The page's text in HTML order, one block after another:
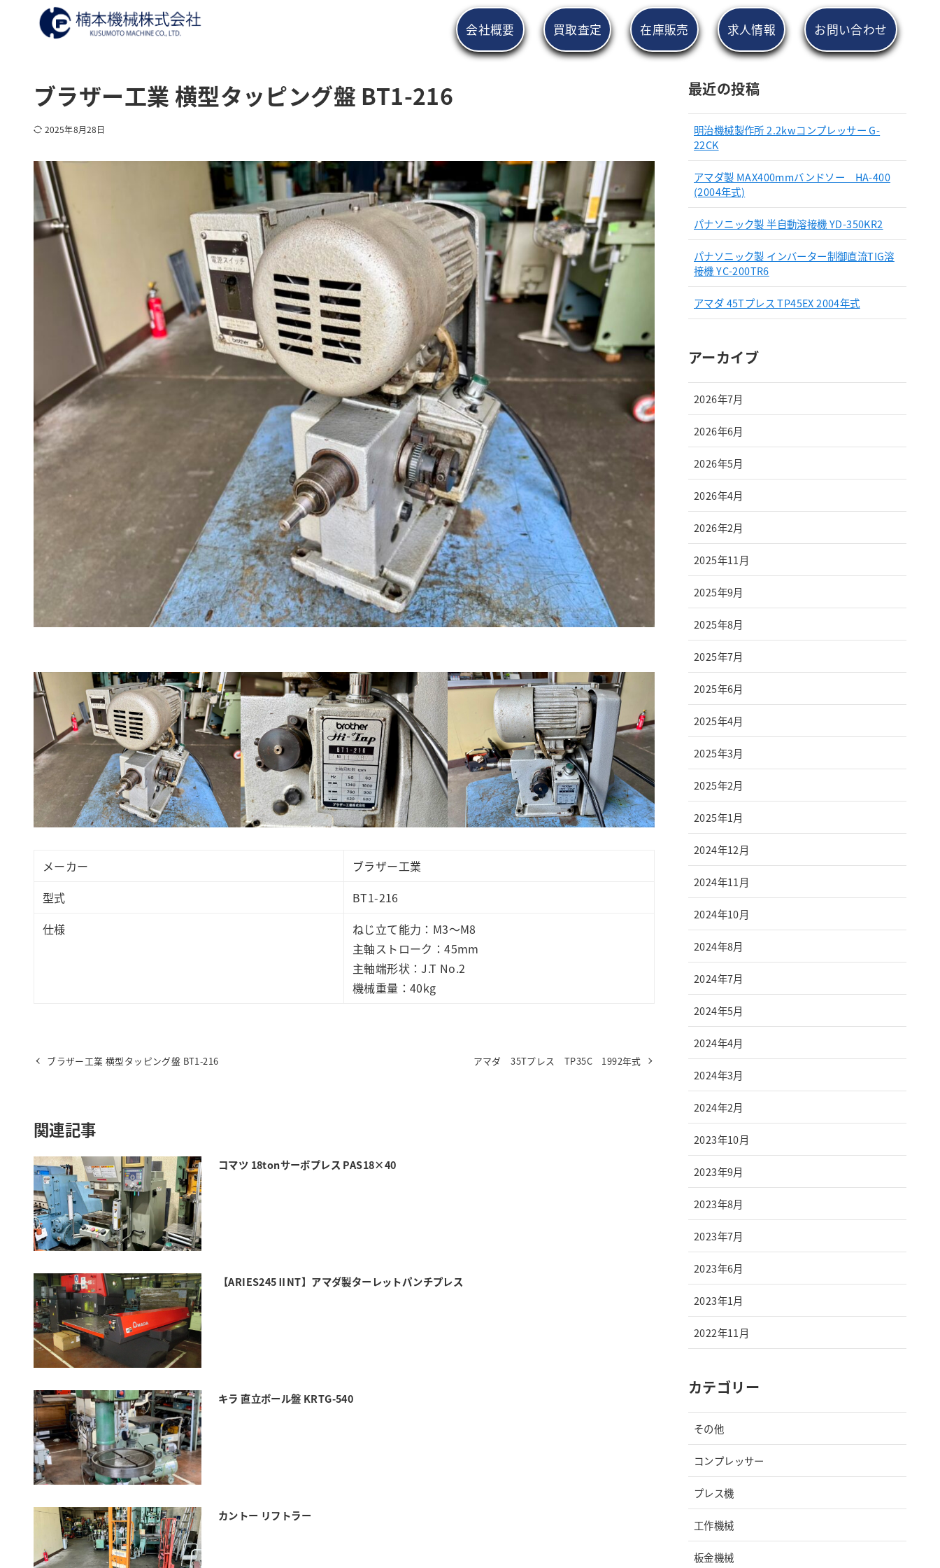
会社概要 買取査定 在庫販売 求人情報 お問い合わせ
ブラザー工業 横型タッピング盤 BT1-216
2025年8月28日
メーカー
ブラザー工業
型式
BT1-216
仕様
ねじ立て能力：M3～M8
主軸ストローク：45mm
主軸端形状：J.T No.2
機械重量：40kg
ブラザー工業 横型タッピング盤 BT1-216 アマダ 35Tプレス TP35C 1992年式
関連記事
コマツ 18tonサーボプレス PAS18×40
【ARIES245ⅡNT】アマダ製ターレットパンチプレス
キラ 直立ボール盤 KRTG-540
カントー リフトラー
最近の投稿
明治機械製作所 2.2kwコンプレッサー G-
22CK
アマダ製 MAX400mmバンドソー HA-400
(2004年式)
パナソニック製 半自動溶接機 YD-350KR2
パナソニック製 インバーター制御直流TIG溶
接機 YC-200TR6
アマダ 45Tプレス TP45EX 2004年式
アーカイブ
2026年7月
2026年6月
2026年5月
2026年4月
2026年2月
2025年11月
2025年9月
2025年8月
2025年7月
2025年6月
2025年4月
2025年3月
2025年2月
2025年1月
2024年12月
2024年11月
2024年10月
2024年8月
2024年7月
2024年5月
2024年4月
2024年3月
2024年2月
2023年10月
2023年9月
2023年8月
2023年7月
2023年6月
2023年1月
2022年11月
カテゴリー
その他
コンプレッサー
プレス機
工作機械
板金機械